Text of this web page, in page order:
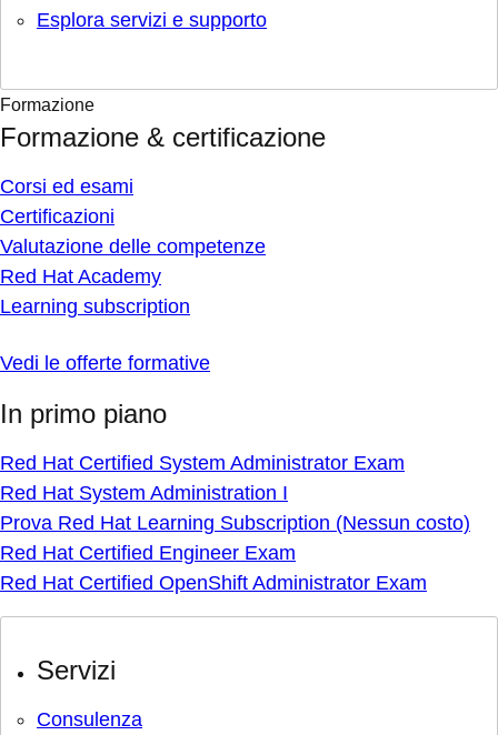
Esplora servizi e supporto
Formazione
Formazione & certificazione
Corsi ed esami
Certificazioni
Valutazione delle competenze
Red Hat Academy
Learning subscription
Vedi le offerte formative
In primo piano
Red Hat Certified System Administrator Exam
Red Hat System Administration I
Prova Red Hat Learning Subscription (Nessun costo)
Red Hat Certified Engineer Exam
Red Hat Certified OpenShift Administrator Exam
Servizi
Consulenza